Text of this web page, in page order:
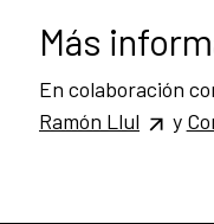
Más
En colaboración
Ramón Llul
y